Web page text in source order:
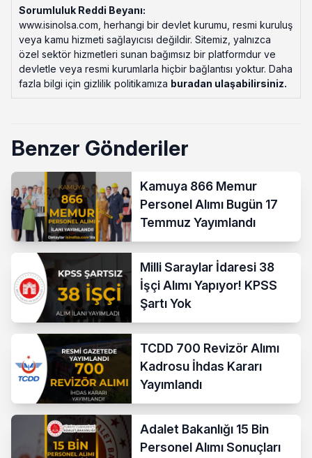
Sorumluluk Reddi Beyanı:
www.isinolsa.com, herhangi bir devlet kurumu, resmi kuruluş
veya kamu hizmeti sağlayıcısı değildir. Sitemiz, yalnızca
özel sektör hizmetleri sunan bağımsız bir platformdur ve
devletle veya resmi kurumlarla hiçbir bağlantısı yoktur. Daha
fazla bilgi için gizlilik politikamıza buradan ulaşabilirsiniz.
Benzer Gönderiler
Kamuya 866 Memur
Personel Alımı Bugün 17
Temmuz Yayımlandı
Milli Saraylar İdaresi 38
İşçi Alımı Yapıyor! KPSS
Şartı Yok
TCDD 700 Revizör Alımı
Kadrosu İhdas Kararı
Yayımlandı
Adalet Bakanlığı 15 Bin
Personel Alımı Sonuçları